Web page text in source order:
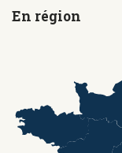
En région